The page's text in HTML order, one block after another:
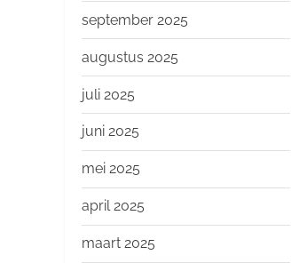
september 2025
augustus 2025
juli 2025
juni 2025
mei 2025
april 2025
maart 2025